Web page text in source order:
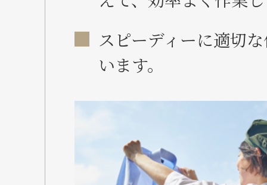
スピーディーに適切
います。